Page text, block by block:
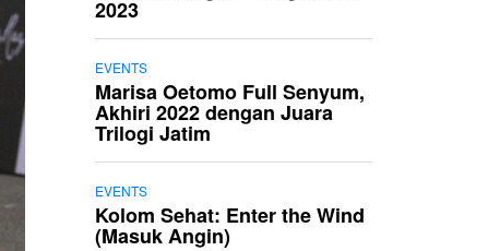
2023
EVENTS
Marisa Oetomo Full Senyum,
Akhiri 2022 dengan Juara
Trilogi Jatim
EVENTS
Kolom Sehat: Enter the Wind
(Masuk Angin)